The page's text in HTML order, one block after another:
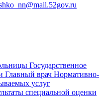
Государственное
Главный врач Нормативно-
услуг
специальной оценки